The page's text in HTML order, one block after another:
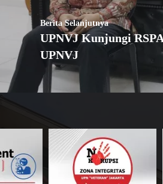
Berita Selanjutnya
UPNVJ Kunjungi
UPNVJ